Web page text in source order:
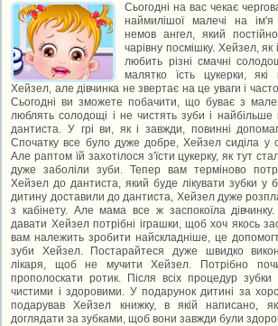
Сьогодні на вас чекає
наймилішої малечі на
немов ангел, який
чарівну посмішку. Хейзел, як
любить різні смачні
малятко їсть цукерки,
Хейзел, але дівчинка не звертає на це уваги і
Сьогодні ви зможете побачити, що буває з
люблять солодощі і не чистять зуби і
дантиста. У грі ви, як і завжди, повинні
Спочатку все було дуже добре, Хейзел сиділа у
Але раптом їй захотілося з'їсти цукерку, як тут
дуже заболіли зуби. Тепер вам терміново
Хейзел до дантиста, який буде лікувати зубки у
дитину доставили до дантиста, Хейзел дуже
з кабінету. Але мама все ж заспокоїла
давати Хейзел потрібні іграшки, щоб хоч якось
вам належить зробити найскладніше, це
зуби Хейзел. Постарайтеся дуже швидко
лікаря, щоб не мучити Хейзел. Потрібно
прополоскати ротик. Після всіх процедур
чистими і здоровими. У подарунок дитині за
подарував Хейзел книжку, в якій написано,
доглядати за зубками, щоб вони завжди були